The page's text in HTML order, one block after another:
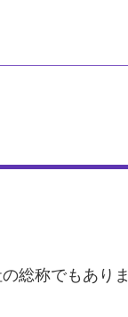
総称でもありま